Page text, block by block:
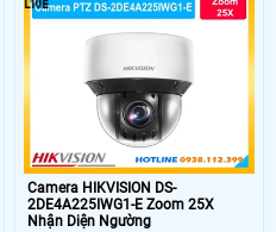
Camera HIKVISION DS-
2DE4A225IWG1-E Zoom 25X
Nhận Diện Ngường